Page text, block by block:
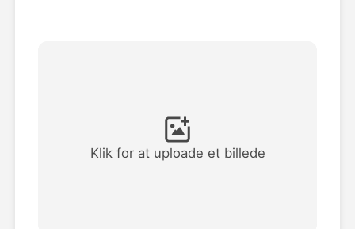
Se alle skabeloner
Klik for at uploade et billede